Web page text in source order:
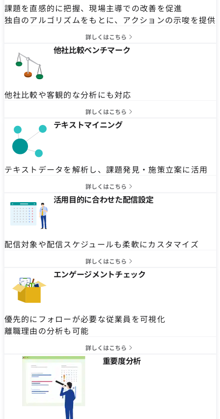
課題を直感的に把握、現場主導での改善を促進
独自のアルゴリズムをもとに、アクションの示唆を提供
詳しくはこちら
他社比較ベンチマーク
他社比較や客観的な分析にも対応
詳しくはこちら
テキストマイニング
テキストデータを解析し、課題発見・施策立案に活用
詳しくはこちら
活用目的に合わせた配信設定
配信対象や配信スケジュールも柔軟にカスタマイズ
詳しくはこちら
エンゲージメントチェック
優先的にフォローが必要な従業員を可視化
離職理由の分析も可能
詳しくはこちら
重要度分析